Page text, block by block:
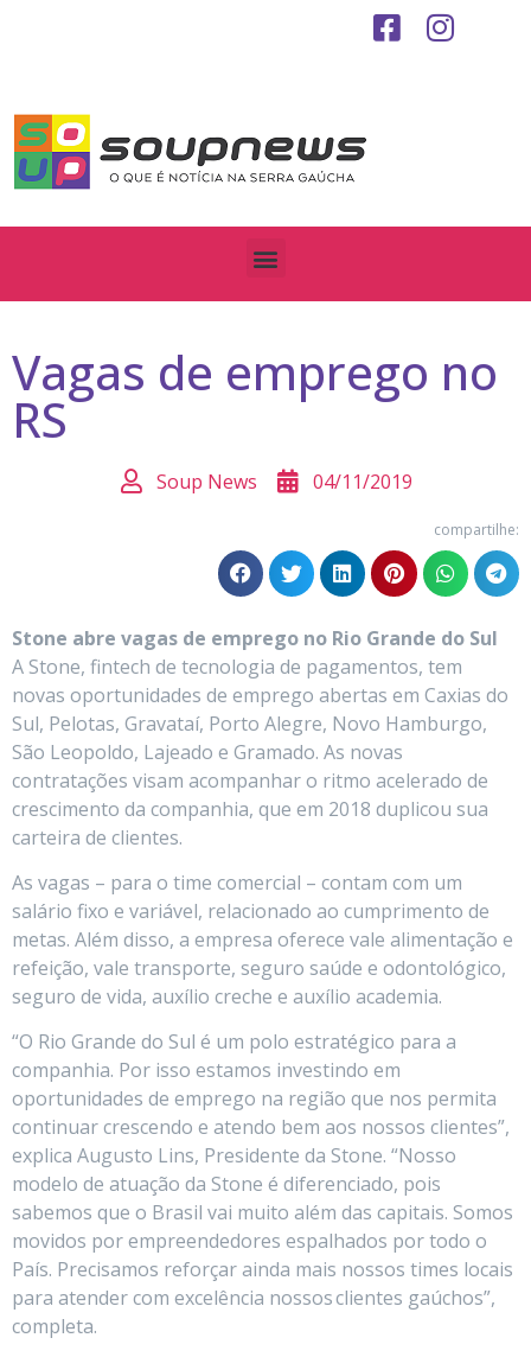
Vagas de emprego no
RS
Soup News 04/11/2019
compartilhe:
Stone abre vagas de emprego no Rio Grande do Sul
A Stone, fintech de tecnologia de pagamentos, tem
novas oportunidades de emprego abertas em Caxias do
Sul, Pelotas, Gravataí, Porto Alegre, Novo Hamburgo,
São Leopoldo, Lajeado e Gramado. As novas
contratações visam acompanhar o ritmo acelerado de
crescimento da companhia, que em 2018 duplicou sua
carteira de clientes.
As vagas – para o time comercial – contam com um
salário fixo e variável, relacionado ao cumprimento de
metas. Além disso, a empresa oferece vale alimentação e
refeição, vale transporte, seguro saúde e odontológico,
seguro de vida, auxílio creche e auxílio academia.
“O Rio Grande do Sul é um polo estratégico para a
companhia. Por isso estamos investindo em
oportunidades de emprego na região que nos permita
continuar crescendo e atendo bem aos nossos clientes”,
explica Augusto Lins, Presidente da Stone. “Nosso
modelo de atuação da Stone é diferenciado, pois
sabemos que o Brasil vai muito além das capitais. Somos
movidos por empreendedores espalhados por todo o
País. Precisamos reforçar ainda mais nossos times locais
para atender com excelência nossos clientes gaúchos”,
completa.